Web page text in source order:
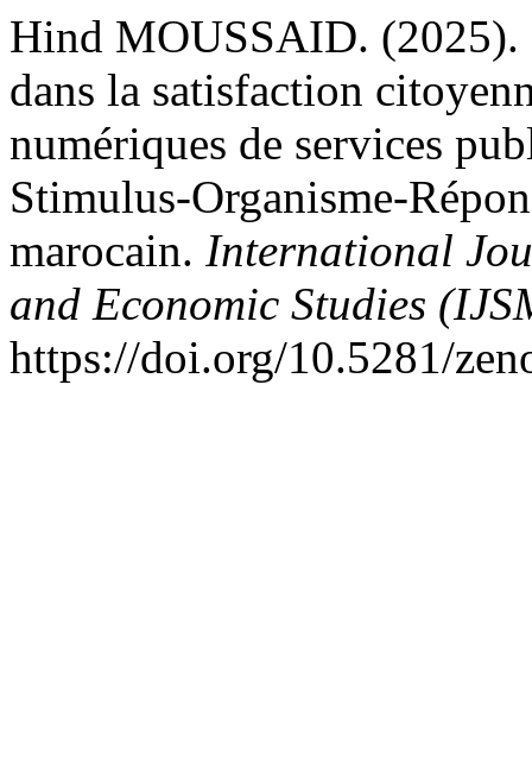
Hind MOUSSAID. (2025).
dans la satisfaction
numériques de services
Stimulus-Organisme-
marocain. International
and Economic Studies
https://doi.org/10.5281/